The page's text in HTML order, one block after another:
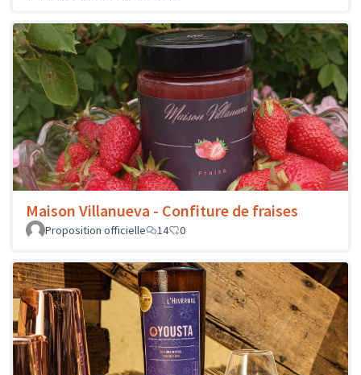
Maison Villanueva - Confiture de fraises
Proposition officielle 14 0